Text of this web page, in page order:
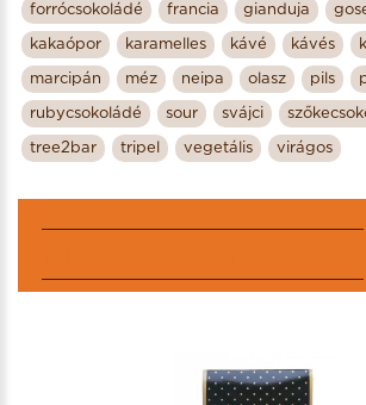
forrócsokoládé francia gianduja
kakaópor karamelles kávé kávés
marcipán méz neipa olasz pils
rubycsokoládé sour svájci
tree2bar tripel vegetális virágos